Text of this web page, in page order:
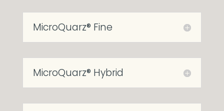
MicroQuarz® Fine
MicroQuarz® Hybrid